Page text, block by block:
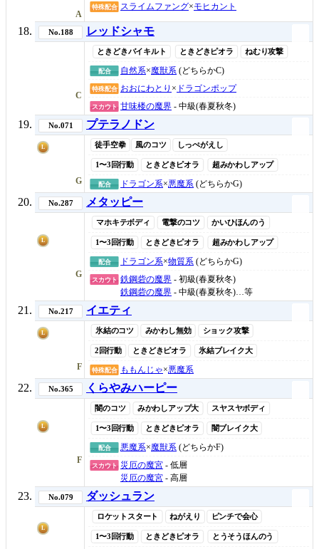
A
特殊配合 スライムファング×モヒカント
No.188 レッドシャモ
C
ときどきバイキルト ときどきピオラ ねむり攻撃
配合 自然系×魔獣系 (どちらかC)
特殊配合 おおにわとり × ドラゴンポップ
スカウト 甘味楼の魔界 - 中級(春夏秋冬)
No.071 プテラノドン
L
G
徒手空拳 風のコツ しっぺがえし
1〜3回行動 ときどきピオラ 超みかわしアップ
配合 ドラゴン系×悪魔系 (どちらかG)
No.287 メタッピー
L
G
マホキテボディ 電撃のコツ かいひほんのう
1〜3回行動 ときどきピオラ 超みかわしアップ
配合 ドラゴン系×物質系 (どちらかG)
スカウト 鉄鋼砦の魔界 - 初級(春夏秋冬)
鉄鋼砦の魔界 - 中級(春夏秋冬)…等
No.217 イエティ
L
F
氷結のコツ みかわし無効 ショック攻撃
2回行動 ときどきピオラ 氷結ブレイク大
特殊配合 ももんじゃ×悪魔系
No.365 くらやみハーピー
L
F
闇のコツ みかわしアップ大 スヤスヤボディ
1〜3回行動 ときどきピオラ 闇ブレイク大
配合 悪魔系×魔獣系 (どちらかF)
スカウト 災厄の魔宮 - 低層
災厄の魔宮 - 高層
No.079 ダッシュラン
L
ロケットスタート ねがえり ピンチで会心
1〜3回行動 ときどきピオラ とうそうほんのう